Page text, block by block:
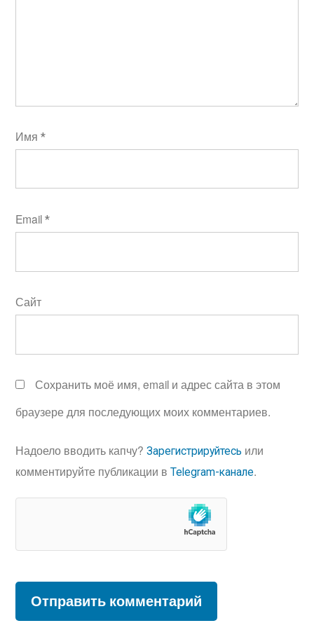
Имя *
Email *
Сайт
Сохранить моё имя, email и адрес сайта в этом
браузере для последующих моих комментариев.
Надоело вводить капчу? Зарегистрируйтесь или
комментируйте публикации в Telegram-канале.